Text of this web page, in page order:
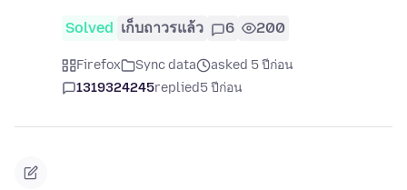
Solved เก็บถาวรแล้ว 6 200
Firefox Sync data
asked 5 ปีก่อน
1319324245replied5 ปีก่อน